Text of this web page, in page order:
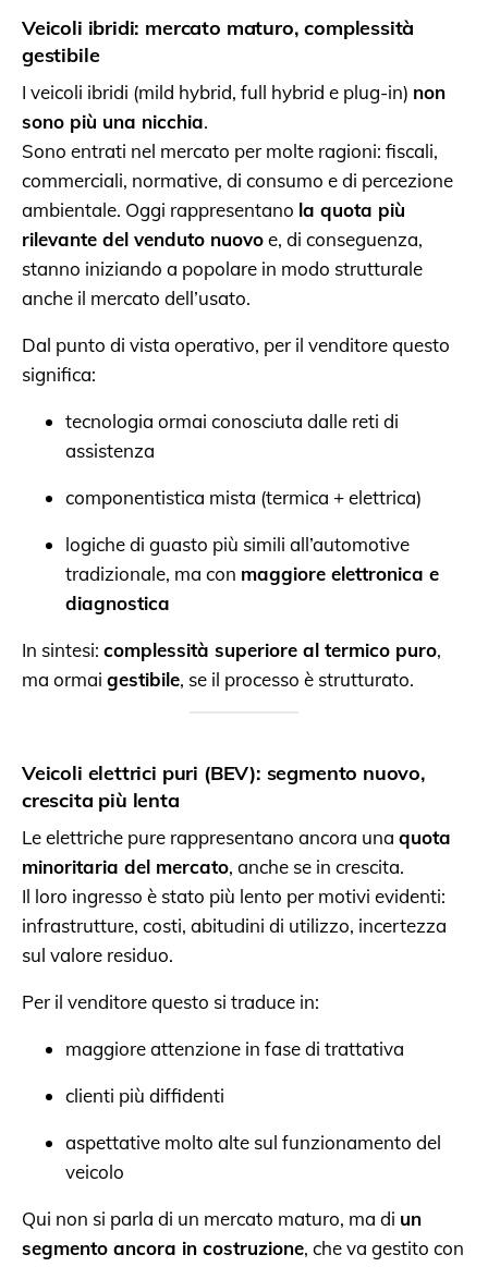
Veicoli ibridi: mercato maturo, complessità
gestibile
I veicoli ibridi (mild hybrid, full hybrid e plug-in) non
sono più una nicchia.
Sono entrati nel mercato per molte ragioni: fiscali,
commerciali, normative, di consumo e di percezione
ambientale. Oggi rappresentano la quota più
rilevante del venduto nuovoe, di conseguenza,
stanno iniziando a popolare in modo strutturale
anche il mercato dell’usato.
Dal punto di vista operativo, per il venditore questo
significa:
tecnologia ormai conosciuta dalle reti di
assistenza
componentistica mista (termica + elettrica)
logiche di guasto più simili all’automotive
tradizionale, ma con maggiore elettronica e
diagnostica
In sintesi: complessità superiore al termico puro,
ma ormai gestibile, se il processo è strutturato.
Veicoli elettrici puri (BEV): segmento nuovo,
crescita più lenta
Le elettriche pure rappresentano ancora una quota
minoritaria del mercato, anche se in crescita.
Il loro ingresso è stato più lento per motivi evidenti:
infrastrutture, costi, abitudini di utilizzo, incertezza
sul valore residuo.
Per il venditore questo si traduce in:
maggiore attenzione in fase di trattativa
clienti più diffidenti
aspettative molto alte sul funzionamento del
veicolo
Qui non si parla di un mercato maturo, ma di un
segmento ancora in costruzione, che va gestito con